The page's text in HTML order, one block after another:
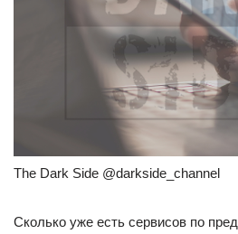
The Dark Side @darkside_channel
Сколько уже есть сервисов по